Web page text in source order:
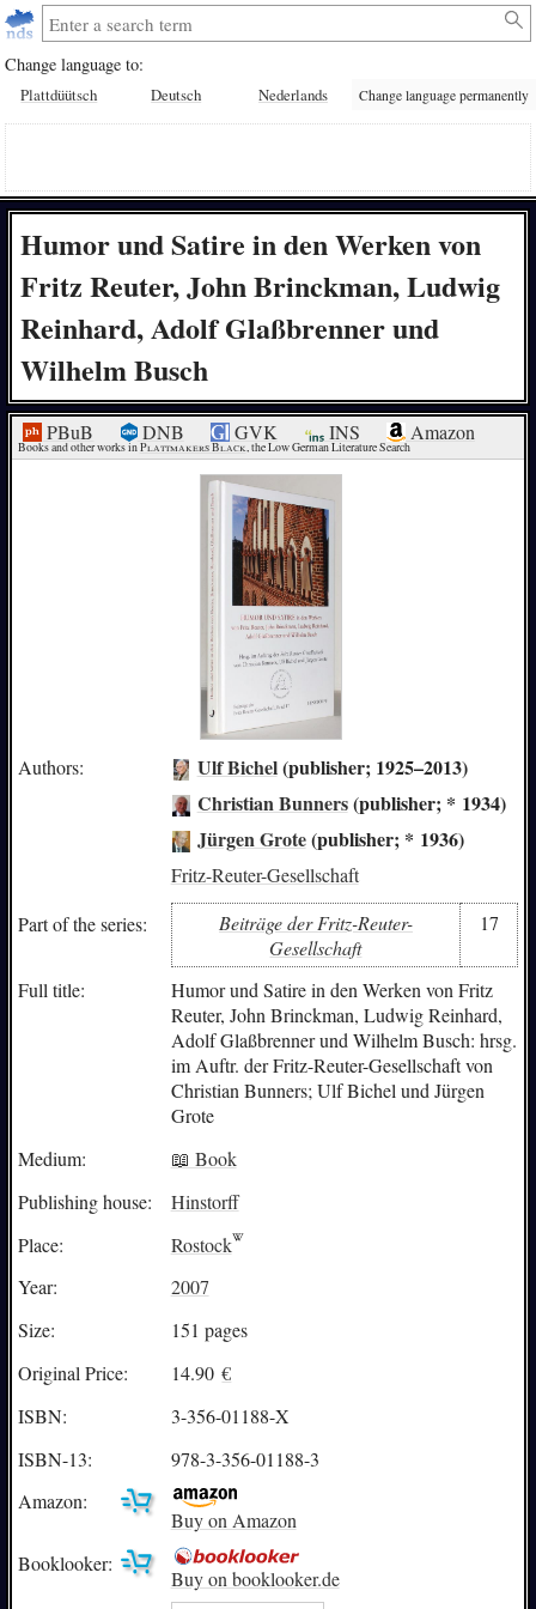
Change language to:
Plattdüütsch Deutsch Nederlands Change language permanently
Humor und Satire in den Werken von
Fritz Reuter, John Brinckman, Ludwig
Reinhard, Adolf Glaßbrenner und
Wilhelm Busch
PBuB DNB GVK INS Amazon
Books and other works in Plattmakers Black, the Low German Literature Search
Authors: Ulf Bichel(publisher; 1925–2013)
Christian Bunners(publisher; * 1934)
Jürgen Grote(publisher; * 1936)
Fritz-Reuter-Gesellschaft
Part of the series:
Beiträge der Fritz-Reuter-
Gesellschaft
17
Full title:
Humor und Satire in den Werken von Fritz
Reuter, John Brinckman, Ludwig Reinhard,
Adolf Glaßbrenner und Wilhelm Busch: hrsg.
im Auftr. der Fritz-Reuter-Gesellschaft von
Christian Bunners; Ulf Bichel und Jürgen
Grote
Medium:
📖 Book
Publishing house:
Hinstorff
Place:
Rostock
Year:
2007
Size:
151 pages
Original Price:
14.90 €
ISBN:
3-356-01188-X
ISBN-13:
978-3-356-01188-3
Amazon:
Buy on Amazon
Booklooker:
Buy on booklooker.de